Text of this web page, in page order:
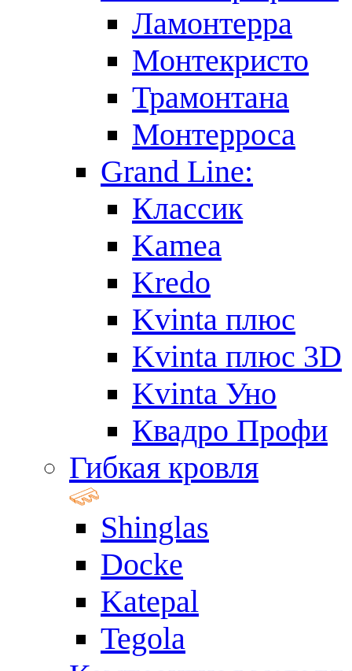
Ламонтерра
Монтекристо
Трамонтана
Монтерроса
Grand Line:
Классик
Kamea
Kredo
Kvinta плюс
Kvinta плюс 3D
Kvinta Уно
Квадро Профи
Гибкая кровля
Shinglas
Docke
Katepal
Tegola